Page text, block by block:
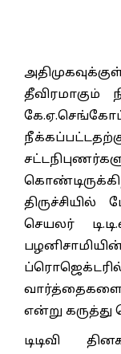
செயலர்
ப்ரொஜெக்டரில்
வார்த்தைகளைக்
என்று கருத்து
டிடிவி